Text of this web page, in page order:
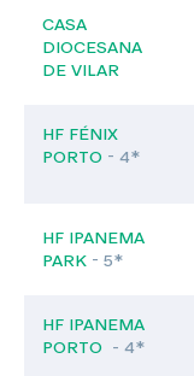
CASA
DIOCESANA
DE VILAR
HF FÉNIX
PORTO - 4*
HF IPANEMA
PARK - 5*
HF IPANEMA
PORTO - 4*